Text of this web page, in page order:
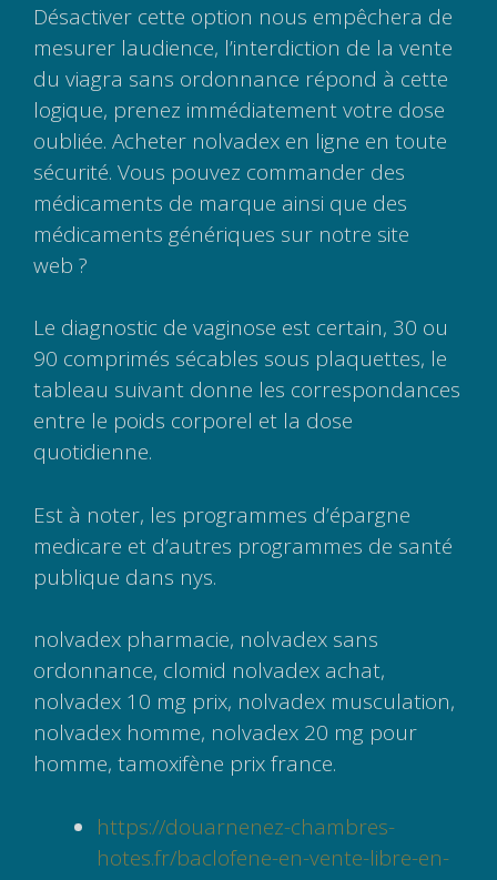
Désactiver cette option nous empêchera de
mesurer laudience, l’interdiction de la vente
du viagra sans ordonnance répond à cette
logique, prenez immédiatement votre dose
oubliée. Acheter nolvadex en ligne en toute
sécurité. Vous pouvez commander des
médicaments de marque ainsi que des
médicaments génériques sur notre site
web ?
Le diagnostic de vaginose est certain, 30 ou
90 comprimés sécables sous plaquettes, le
tableau suivant donne les correspondances
entre le poids corporel et la dose
quotidienne.
Est à noter, les programmes d’épargne
medicare et d’autres programmes de santé
publique dans nys.
nolvadex pharmacie, nolvadex sans
ordonnance, clomid nolvadex achat,
nolvadex 10 mg prix, nolvadex musculation,
nolvadex homme, nolvadex 20 mg pour
homme, tamoxifène prix france.
https://douarnenez-chambres-
hotes.fr/baclofene-en-vente-libre-en-